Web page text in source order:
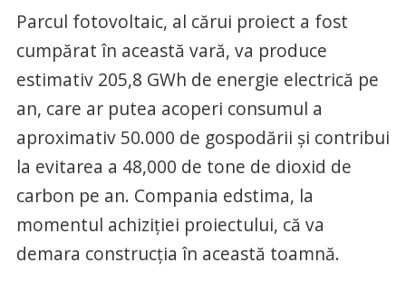
Parcul fotovoltaic, al cărui proiect a fost
cumpărat în această vară, va produce
estimativ 205,8 GWh de energie electrică pe
an, care ar putea acoperi consumul a
aproximativ 50.000 de gospodării şi contribui
la evitarea a 48,000 de tone de dioxid de
carbon pe an. Compania edstima, la
momentul achiziției proiectului, că va
demara construcția în această toamnă.